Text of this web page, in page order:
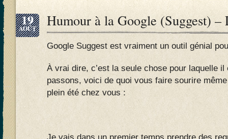
19
AOÛT Humour à la Google (Suggest) –
Google Suggest est vraiment un outil génial
À vrai dire, c’est la seule chose pour laquelle
passons, voici de quoi vous faire sourire
plein été chez vous :